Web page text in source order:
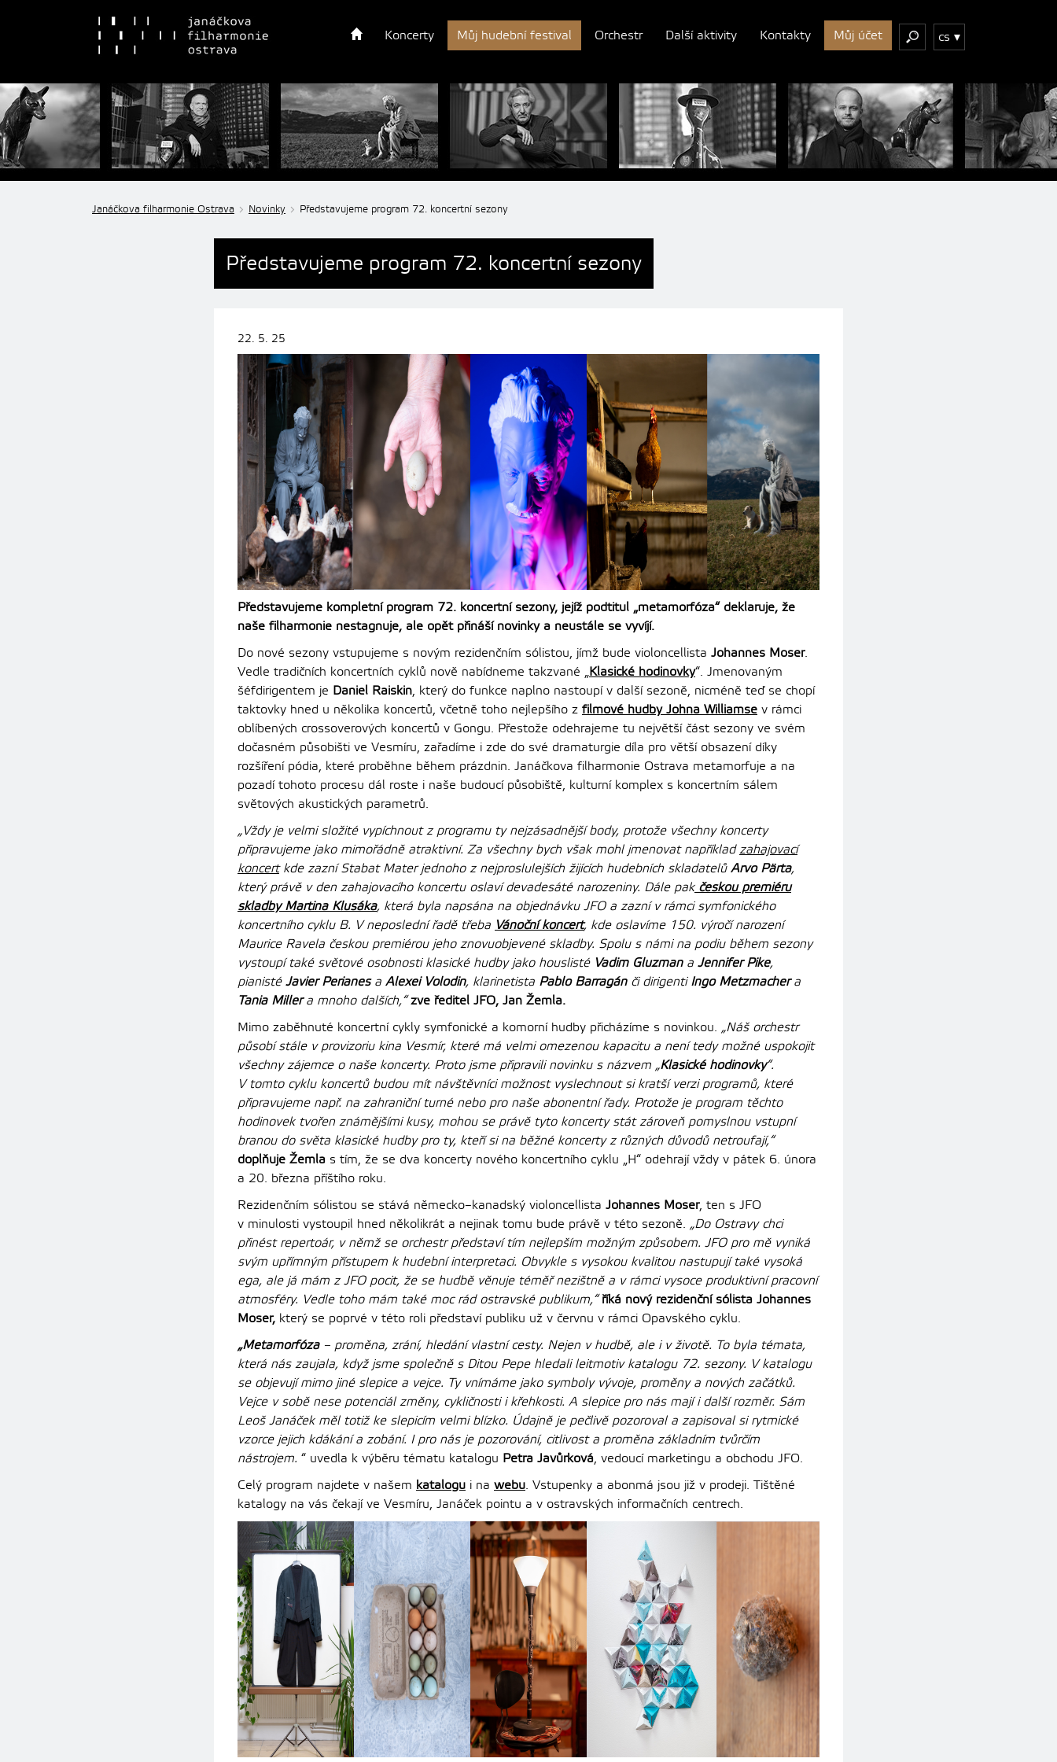
Koncerty Můj hudební festival Orchestr Další aktivity Kontakty Můj účet cs
Janáčkova filharmonie Ostrava Novinky Představujeme program 72. koncertní sezony
Představujeme program 72. koncertní sezony
22. 5. 25
Představujeme kompletní program 72. koncertní sezony, jejíž podtitul „metamorfóza“ deklaruje, že
naše filharmonie nestagnuje, ale opět přináší novinky a neustále se vyvíjí.
Do nové sezony vstupujeme s novým rezidenčním sólistou, jímž bude violoncellista Johannes Moser.
Vedle tradičních koncertních cyklů nově nabídneme takzvané „Klasické hodinovky“. Jmenovaným
šéfdirigentem je Daniel Raiskin, který do funkce naplno nastoupí v další sezoně, nicméně teď se chopí
taktovky hned u několika koncertů, včetně toho nejlepšího z filmové hudby Johna Williamse v rámci
oblíbených crossoverových koncertů v Gongu. Přestože odehrajeme tu největší část sezony ve svém
dočasném působišti ve Vesmíru, zařadíme i zde do své dramaturgie díla pro větší obsazení díky
rozšíření pódia, které proběhne během prázdnin. Janáčkova filharmonie Ostrava metamorfuje a na
pozadí tohoto procesu dál roste i naše budoucí působiště, kulturní komplex s koncertním sálem
světových akustických parametrů.
„Vždy je velmi složité vypíchnout z programu ty nejzásadnější body, protože všechny koncerty
připravujeme jako mimořádně atraktivní. Za všechny bych však mohl jmenovat napříkladzahajovací
koncertkde zazní Stabat Mater jednoho z nejproslulejších žijících hudebních skladatelů Arvo Pärta,
který právě v den zahajovacího koncertu oslaví devadesáté narozeniny. Dále pak českou premiéru
skladby Martina Klusáka, která byla napsána na objednávku JFO a zazní v rámci symfonického
koncertního cyklu B. V neposlední řadě třeba Vánoční koncert, kde oslavíme 150. výročí narození
Maurice Ravela českou premiérou jeho znovuobjevené skladby. Spolu s námi na podiu během sezony
vystoupí také světové osobnosti klasické hudby jako houslisté Vadim Gluzmana Jennifer Pike,
pianisté Javier Perianesa Alexei Volodin, klarinetista Pablo Barragánči dirigentiIngo Metzmachera
Tania Millera mnoho dalších,“zve ředitel JFO, Jan Žemla.
Mimo zaběhnuté koncertní cykly symfonické a komorní hudby přicházíme s novinkou. „Náš orchestr
působí stále v provizoriu kina Vesmír, které má velmi omezenou kapacitu a není tedy možné uspokojit
všechny zájemce o naše koncerty. Proto jsme připravili novinku s názvem „Klasické hodinovky“.
V tomto cyklu koncertů budou mít návštěvníci možnost vyslechnout si kratší verzi programů, které
připravujeme např. na zahraniční turné nebo pro naše abonentní řady. Protože je program těchto
hodinovek tvořen známějšími kusy, mohou se právě tyto koncerty stát zároveň pomyslnou vstupní
branou do světa klasické hudby pro ty, kteří si na běžné koncerty z různých důvodů netroufají,“
doplňuje Žemla s tím, že se dva koncerty nového koncertního cyklu „H“ odehrají vždy v pátek 6. února
a 20. března příštího roku.
Rezidenčním sólistou se stává německo–kanadský violoncellista Johannes Moser, ten s JFO
v minulosti vystoupil hned několikrát a nejinak tomu bude právě v této sezoně. „Do Ostravy chci
přinést repertoár, v němž se orchestr představí tím nejlepším možným způsobem. JFO pro mě vyniká
svým upřímným přístupem k hudební interpretaci. Obvykle s vysokou kvalitou nastupují také vysoká
ega, ale já mám z JFO pocit, že se hudbě věnuje téměř nezištně a v rámci vysoce produktivní pracovní
atmosféry. Vedle toho mám také moc rád ostravské publikum,“ říká nový rezidenční sólista Johannes
Moser, který se poprvé v této roli představí publiku už v červnu v rámci Opavského cyklu.
„Metamorfóza– proměna, zrání, hledání vlastní cesty. Nejen v hudbě, ale i v životě. To byla témata,
která nás zaujala, když jsme společně s Ditou Pepe hledali leitmotiv katalogu 72. sezony. V katalogu
se objevují mimo jiné slepice a vejce. Ty vnímáme jako symboly vývoje, proměny a nových začátků.
Vejce v sobě nese potenciál změny, cykličnosti i křehkosti. A slepice pro nás mají i další rozměr. Sám
Leoš Janáček měl totiž ke slepicím velmi blízko. Údajně je pečlivě pozoroval a zapisoval si rytmické
vzorce jejich kdákání a zobání. I pro nás je pozorování, citlivost a proměna základním tvůrčím
nástrojem. “ uvedla k výběru tématu katalogu Petra Javůrková, vedoucí marketingu a obchodu JFO.
Celý program najdete v našem katalogu i na webu. Vstupenky a abonmá jsou již v prodeji. Tištěné
katalogy na vás čekají ve Vesmíru, Janáček pointu a v ostravských informačních centrech.